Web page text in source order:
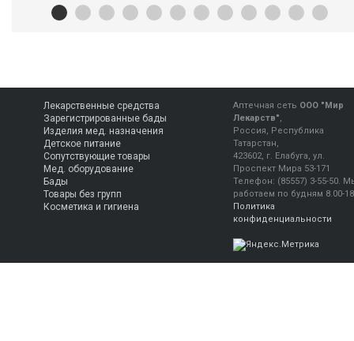
Лекарственные средства
Зарегистрированные бады
Изделия мед. назначения
Детское питание
Сопутствующие товары
Мед. оборудование
Бады
Товары без групп
Косметика и гигиена
Аптечная сеть ООО "Мир
Лекарств",
Россия, Республика
Татарстан,
423602, г. Елабуга, ул.
Проспект Мира 53-171
Телефон: (85557) 3-55-50.
работаем по будням 8.00-
Политика
конфиденциальности